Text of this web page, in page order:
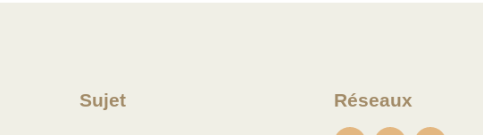
Sujet Réseaux